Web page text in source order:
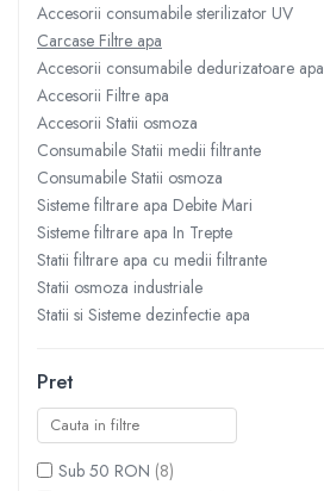
Sisteme filtrare apa In Trepte
Consumabile Statii medii filtrante
Consumabile Statii osmoza
Statii filtrare apa cu medii filtrante
Statii si Sisteme dezinfectie apa
Dedurizatoare Apa
Osmoza inversa rezidential
Accesorii consumabile osmoza
inversa
Echipamente HORECA
Filtre apa cu purjare
Accesorii consumabile sterilizator UV
Carcase Filtre apa
Accesorii consumabile dedurizatoare apa
Accesorii Filtre apa
Accesorii Statii osmoza
Consumabile Statii medii filtrante
Consumabile Statii osmoza
Sisteme filtrare apa Debite Mari
Sisteme filtrare apa In Trepte
Statii filtrare apa cu medii filtrante
Statii osmoza industriale
Statii si Sisteme dezinfectie apa
Pret
Sub 50 RON (8)